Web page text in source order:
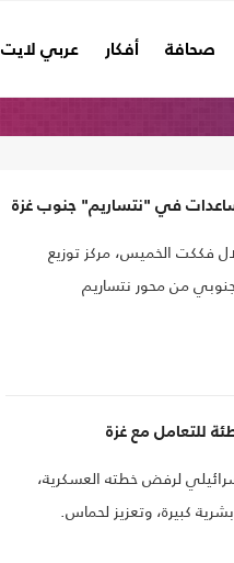
صحافة أفكار عربي لايت
في "نتساريم" جنوب غزة
إن قوات الاحتلال فككت الخميس، مركز توزيع
من محور نتساريم
للتعامل مع غزة
لرفض خطته العسكرية،
كبيرة، وتعزيز لحماس.